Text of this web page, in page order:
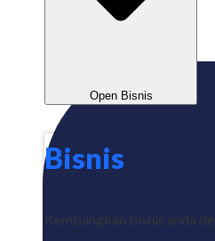
Open Bisnis
Bisnis
Kembangkan bisnis anda